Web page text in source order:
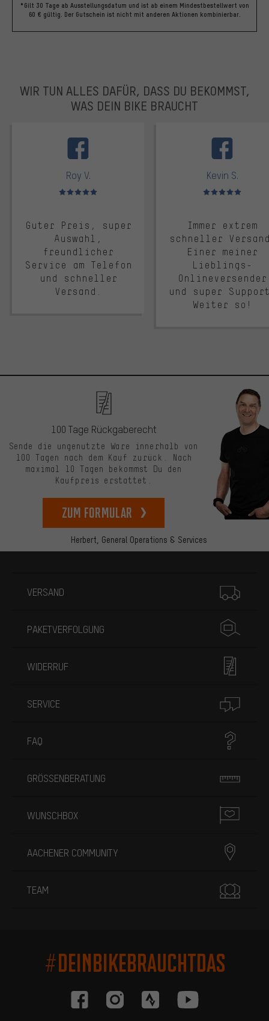
*Gilt 30 Tage ab Ausstellungsdatum und ist ab einem Mindestbestellwert von
60 € gültig. Der Gutschein ist nicht mit anderen Aktionen kombinierbar.
WIR TUN ALLES DAFÜR, DASS DU BEKOMMST,
WAS DEIN BIKE BRAUCHT
Roy V.
Bewertungen: 5 von 5
Guter Preis, super
Auswahl,
freundlicher
Service am Telefon
und schneller
Versand.
Kevin S.
Bewertungen: 5 von 5
Immer extrem
schneller
Einer meiner
Lieblings-
Onlineversender
und super
Weiter so!
Herbert, General Operations & Services
100 Tage Rückgaberecht
Sende die ungenutzte Ware innerhalb von
100 Tagen nach dem Kauf zurück. Nach
maximal 10 Tagen bekommst Du den
Kaufpreis erstattet.
zum Formular
VERSAND
PAKETVERFOLGUNG
WIDERRUF
SERVICE
FAQ
GRÖSSENBERATUNG
WUNSCHBOX
AACHENER COMMUNITY
TEAM
#DEINBIKEBRAUCHTDAS